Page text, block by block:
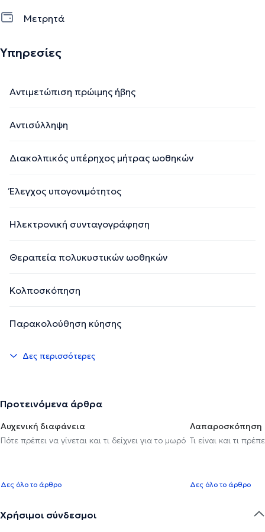
Μετρητά
Υπηρεσίες
Αντιμετώπιση πρώιμης ήβης
Αντισύλληψη
Διακολπικός υπέρηχος μήτρας ωοθηκών
Έλεγχος υπογονιμότητος
Ηλεκτρονική συνταγογράφηση
Θεραπεία πολυκυστικών ωοθηκών
Κολποσκόπηση
Παρακολούθηση κύησης
Δες περισσότερες
Προτεινόμενα άρθρα
Αυχενική διαφάνεια
Πότε πρέπει να γίνεται και τι δείχνει για το μωρό
Δες όλο το άρθρο
Λαπαροσκόπηση
Τι είναι και τι
Δες όλο το άρθρο
Χρήσιμοι σύνδεσμοι